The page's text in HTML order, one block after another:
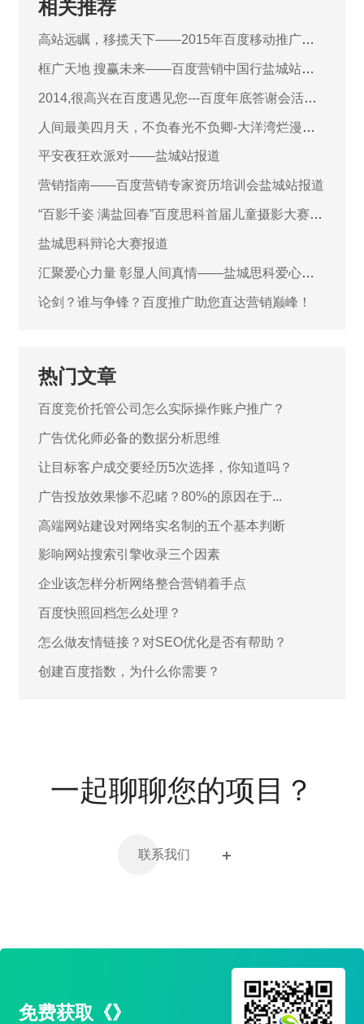
相关推荐
高站远瞩，移揽天下——2015年百度移动推广峰
会会议报道
框广天地 搜赢未来——百度营销中国行盐城站会
议报道
2014,很高兴在百度遇见您---百度年底答谢会活动
报道
人间最美四月天，不负春光不负卿-大洋湾烂漫之
旅
平安夜狂欢派对——盐城站报道
营销指南——百度营销专家资历培训会盐城站报道
“百影千姿 满盐回春”百度思科首届儿童摄影大赛第
二期完美落幕！
盐城思科辩论大赛报道
汇聚爱心力量 彰显人间真情——盐城思科爱心捐
款助力陈煜同学抗击病魔
论剑？谁与争锋？百度推广助您直达营销巅峰！
热门文章
百度竞价托管公司怎么实际操作账户推广？
广告优化师必备的数据分析思维
让目标客户成交要经历5次选择，你知道吗？
广告投放效果惨不忍睹？80%的原因在于...
高端网站建设对网络实名制的五个基本判断
影响网站搜索引擎收录三个因素
企业该怎样分析网络整合营销着手点
百度快照回档怎么处理？
怎么做友情链接？对SEO优化是否有帮助？
创建百度指数，为什么你需要？
一起聊聊您的项目？
联系我们
免费获取《》